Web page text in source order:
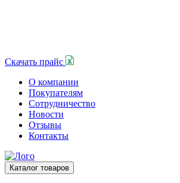
Скачать прайс
О компании
Покупателям
Сотрудничество
Новости
Отзывы
Контакты
Каталог товаров